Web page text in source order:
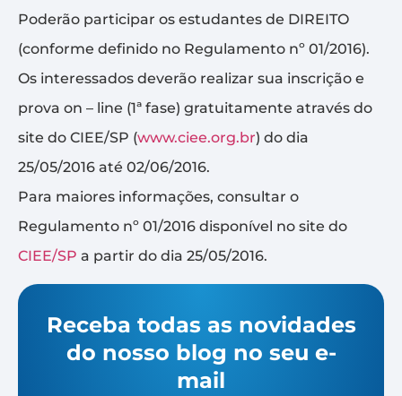
Poderão participar os estudantes de DIREITO
(conforme definido no Regulamento nº 01/2016).
Os interessados deverão realizar sua inscrição e
prova on – line (1ª fase) gratuitamente através do
site do CIEE/SP (www.ciee.org.br) do dia
25/05/2016 até 02/06/2016.
Para maiores informações, consultar o
Regulamento nº 01/2016 disponível no site do
CIEE/SP a partir do dia 25/05/2016.
Receba todas as novidades
do nosso blog no seu e-
mail